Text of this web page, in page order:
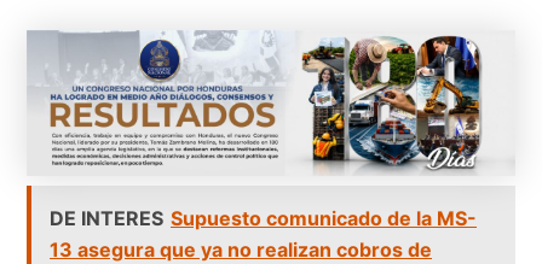
DE INTERES Supuesto comunicado de la MS-
13 asegura que ya no realizan cobros de